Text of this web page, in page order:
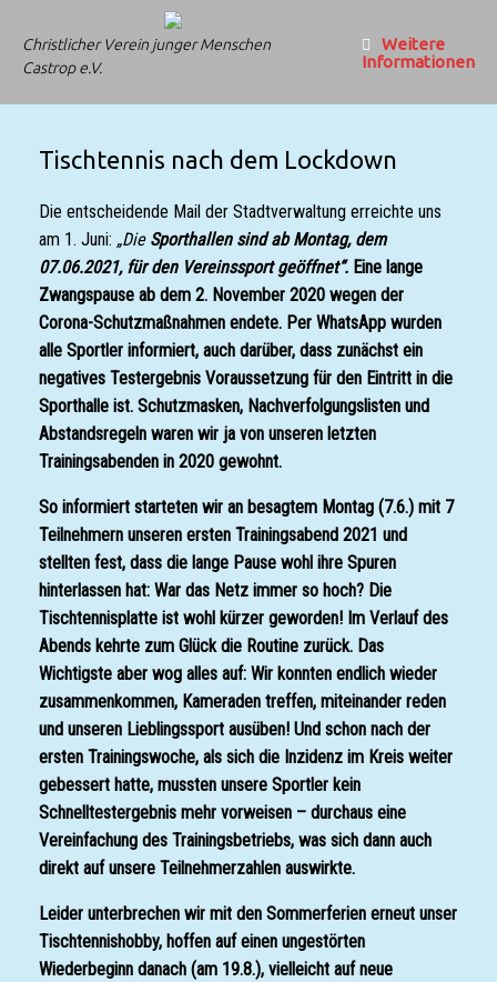
springenChristlicher Verein junger Menschen
Castrop e.V.
Weitere
Informationen
Tischtennis nach dem Lockdown
Die entscheidende Mail der Stadtverwaltung erreichte uns
am 1. Juni: „DieSporthallen sind ab Montag, dem
07.06.2021, für den Vereinssport geöffnet“. Eine lange
Zwangspause ab dem 2. November 2020 wegen der
Corona-Schutzmaßnahmen endete. Per WhatsApp wurden
alle Sportler informiert, auch darüber, dass zunächst ein
negatives Testergebnis Voraussetzung für den Eintritt in die
Sporthalle ist. Schutzmasken, Nachverfolgungslisten und
Abstandsregeln waren wir ja von unseren letzten
Trainingsabenden in 2020 gewohnt.
So informiert starteten wir an besagtem Montag (7.6.) mit 7
Teilnehmern unseren ersten Trainingsabend 2021 und
stellten fest, dass die lange Pause wohl ihre Spuren
hinterlassen hat: War das Netz immer so hoch? Die
Tischtennisplatte ist wohl kürzer geworden! Im Verlauf des
Abends kehrte zum Glück die Routine zurück. Das
Wichtigste aber wog alles auf: Wir konnten endlich wieder
zusammenkommen, Kameraden treffen, miteinander reden
und unseren Lieblingssport ausüben! Und schon nach der
ersten Trainingswoche, als sich die Inzidenz im Kreis weiter
gebessert hatte, mussten unsere Sportler kein
Schnelltestergebnis mehr vorweisen – durchaus eine
Vereinfachung des Trainingsbetriebs, was sich dann auch
direkt auf unsere Teilnehmerzahlen auswirkte.
Leider unterbrechen wir mit den Sommerferien erneut unser
Tischtennishobby, hoffen auf einen ungestörten
Wiederbeginn danach (am 19.8.), vielleicht auf neue